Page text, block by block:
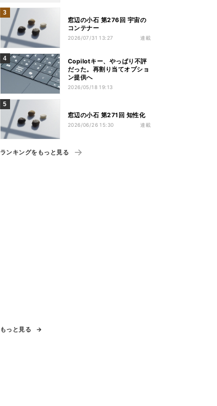
窓辺の小石 第276回 宇宙の
コンテナー
2026/07/31 13:27 連載
Copilotキー、やっぱり不評
だった。再割り当てオプショ
ン提供へ
2026/05/18 19:13
窓辺の小石 第271回 知性化
2026/06/26 15:30 連載
ランキングをもっと見る
もっと見る